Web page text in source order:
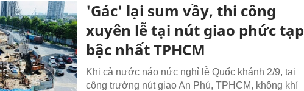
'Gác' lại sum vầy, thi công
xuyên lễ tại nút giao phức tạp
bậc nhất TPHCM
Khi cả nước náo nức nghỉ lễ Quốc khánh 2/9, tại
công trường nút giao An Phú, TPHCM, không khí